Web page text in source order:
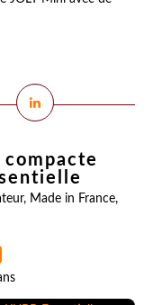
, Made in France,